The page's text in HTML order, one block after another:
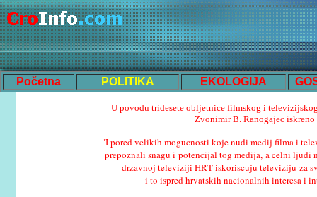
Početna POLITIKA EKOLOGIJA
U povodu tridesete obljetnice filmskog i
Zvonimir B. Ranogajec iskreno
"I pored velikih mogucnosti koje nudi medij filma i
prepoznali snagu i potencijal tog medija, a celni ljudi
drzavnoj televiziji HRT iskoriscuju televiziju za
i to ispred hrvatskih nacionalnih interesa i